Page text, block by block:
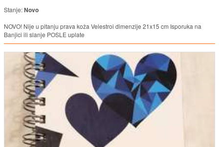
Stanje:Novo
NOVO! Nije u pitanju prava koža Velestroi dimenzije 21x15 cm Isporuka na
Banjici ili slanje POSLE uplate